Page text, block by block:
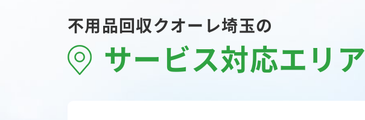
不用品回収クオーレ埼玉の
サービス対応エリア